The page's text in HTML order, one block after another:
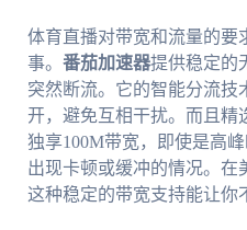
体育直播对带宽和流量的要
事。 番茄加速器提供稳定的
突然断流。它的智能分流技
开，避免互相干扰。而且精
独享100M带宽，即使是高
出现卡顿或缓冲的情况。在
这种稳定的带宽支持能让你